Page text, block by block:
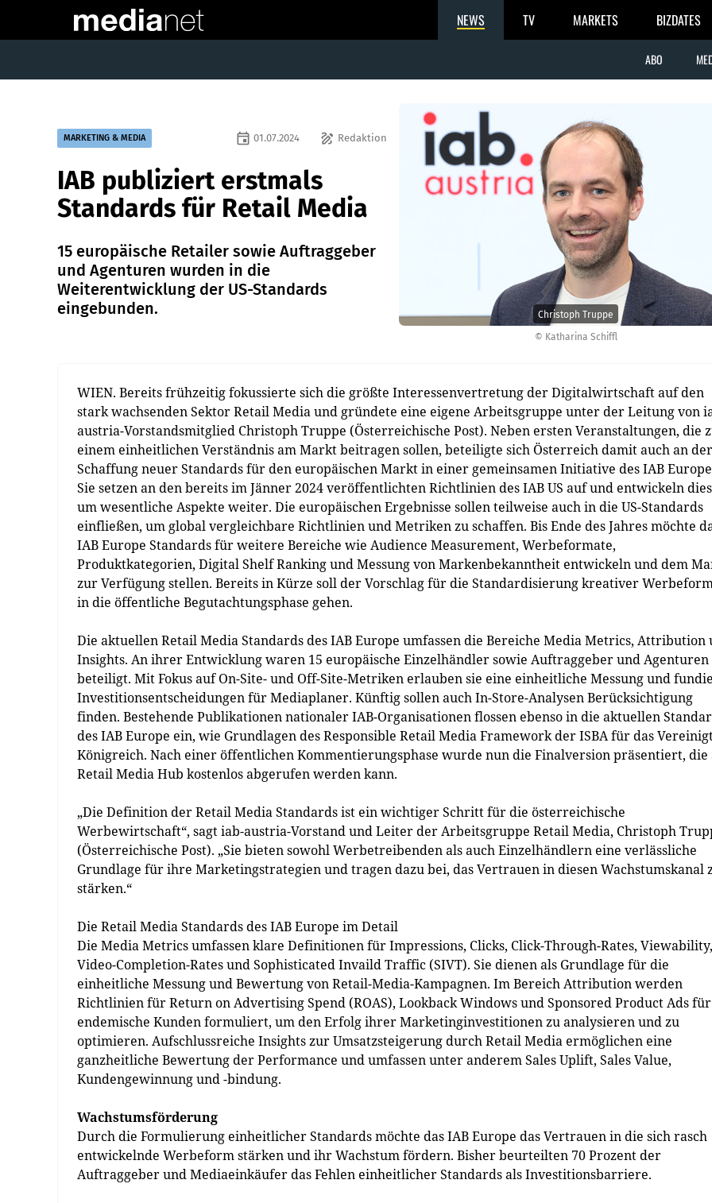
NEWS TV MARKETS BIZDATES
ABO
© Katharina Schiffl
Christoph Truppe
MARKETING & MEDIA draw Redaktion
event 01.07.2024
IAB publiziert erstmals
Standards für Retail Media
15 europäische Retailer sowie Auftraggeber
und Agenturen wurden in die
Weiterentwicklung der US-Standards
eingebunden.
WIEN. Bereits frühzeitig fokussierte sich die größte Interessenvertretung der Digitalwirtschaft auf den
stark wachsenden Sektor Retail Media und gründete eine eigene Arbeitsgruppe unter der Leitung von
austria-Vorstandsmitglied Christoph Truppe (Österreichische Post). Neben ersten Veranstaltungen, die
einem einheitlichen Verständnis am Markt beitragen sollen, beteiligte sich Österreich damit auch an der
Schaffung neuer Standards für den europäischen Markt in einer gemeinsamen Initiative des IAB
Sie setzen an den bereits im Jänner 2024 veröffentlichten Richtlinien des IAB US auf und entwickeln
um wesentliche Aspekte weiter. Die europäischen Ergebnisse sollen teilweise auch in die US-Standards
einfließen, um global vergleichbare Richtlinien und Metriken zu schaffen. Bis Ende des Jahres möchte
IAB Europe Standards für weitere Bereiche wie Audience Measurement, Werbeformate,
Produktkategorien, Digital Shelf Ranking und Messung von Markenbekanntheit entwickeln und dem
zur Verfügung stellen. Bereits in Kürze soll der Vorschlag für die Standardisierung kreativer
in die öffentliche Begutachtungsphase gehen.
Die aktuellen Retail Media Standards des IAB Europe umfassen die Bereiche Media Metrics, Attribution
Insights. An ihrer Entwicklung waren 15 europäische Einzelhändler sowie Auftraggeber und Agenturen
beteiligt. Mit Fokus auf On-Site- und Off-Site-Metriken erlauben sie eine einheitliche Messung und
Investitionsentscheidungen für Mediaplaner. Künftig sollen auch In-Store-Analysen Berücksichtigung
finden. Bestehende Publikationen nationaler IAB-Organisationen flossen ebenso in die aktuellen
des IAB Europe ein, wie Grundlagen des Responsible Retail Media Framework der ISBA für das
Königreich. Nach einer öffentlichen Kommentierungsphase wurde nun die Finalversion präsentiert, die
Retail Media Hub kostenlos abgerufen werden kann.
„Die Definition der Retail Media Standards ist ein wichtiger Schritt für die österreichische
Werbewirtschaft“, sagt iab-austria-Vorstand und Leiter der Arbeitsgruppe Retail Media, Christoph
(Österreichische Post). „Sie bieten sowohl Werbetreibenden als auch Einzelhändlern eine verlässliche
Grundlage für ihre Marketingstrategien und tragen dazu bei, das Vertrauen in diesen Wachstumskanal
stärken.“
Die Retail Media Standards des IAB Europe im Detail
Die Media Metrics umfassen klare Definitionen für Impressions, Clicks, Click-Through-Rates, Viewability,
Video-Completion-Rates und Sophisticated Invaild Traffic (SIVT). Sie dienen als Grundlage für die
einheitliche Messung und Bewertung von Retail-Media-Kampagnen. Im Bereich Attribution werden
Richtlinien für Return on Advertising Spend (ROAS), Lookback Windows und Sponsored Product Ads für
endemische Kunden formuliert, um den Erfolg ihrer Marketinginvestitionen zu analysieren und zu
optimieren. Aufschlussreiche Insights zur Umsatzsteigerung durch Retail Media ermöglichen eine
ganzheitliche Bewertung der Performance und umfassen unter anderem Sales Uplift, Sales Value,
Kundengewinnung und -bindung.
Wachstumsförderung
Durch die Formulierung einheitlicher Standards möchte das IAB Europe das Vertrauen in die sich rasch
entwickelnde Werbeform stärken und ihr Wachstum fördern. Bisher beurteilten 70 Prozent der
Auftraggeber und Mediaeinkäufer das Fehlen einheitlicher Standards als Investitionsbarriere.